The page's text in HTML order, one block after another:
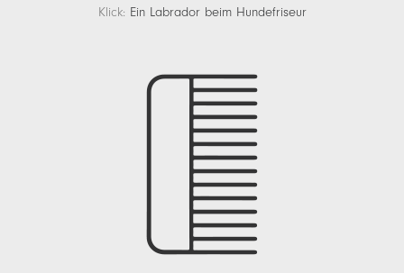
Klick: Ein Labrador beim Hundefriseur